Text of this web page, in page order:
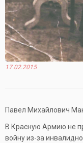
17.02.2015
Павел Михайлович
В Красную Армию не
войну из-­за